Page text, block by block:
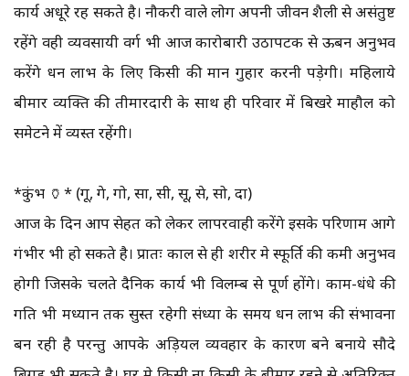
कार्य अधूरे रह सकते है। नौकरी वाले लोग अपनी जीवन शैली से असंतुष्ट
रहेंगे वही व्यवसायी वर्ग भी आज कारोबारी उठापटक से ऊबन अनुभव
करेंगे धन लाभ के लिए किसी की मान गुहार करनी पड़ेगी। महिलाये
बीमार व्यक्ति की तीमारदारी के साथ ही परिवार में बिखरे माहौल को
समेटने में व्यस्त रहेंगी।
*कुंभ 🏺* (गू, गे, गो, सा, सी, सू, से, सो, दा)
आज के दिन आप सेहत को लेकर लापरवाही करेंगे इसके परिणाम आगे
गंभीर भी हो सकते है। प्रातः काल से ही शरीर मे स्फूर्ति की कमी अनुभव
होगी जिसके चलते दैनिक कार्य भी विलम्ब से पूर्ण होंगे। काम-धंधे की
गति भी मध्यान तक सुस्त रहेगी संध्या के समय धन लाभ की संभावना
बन रही है परन्तु आपके अड़ियल व्यवहार के कारण बने बनाये सौदे